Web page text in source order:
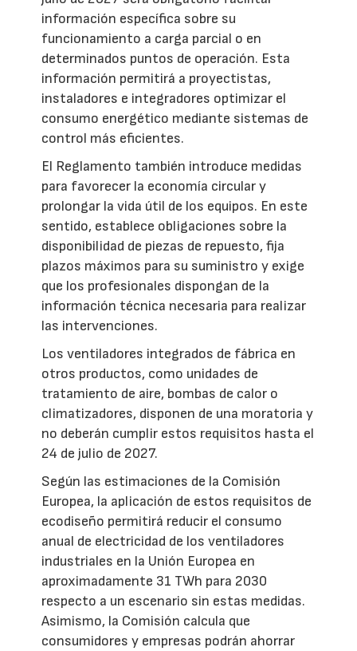
información específica sobre su
funcionamiento a carga parcial o en
determinados puntos de operación. Esta
información permitirá a proyectistas,
instaladores e integradores optimizar el
consumo energético mediante sistemas de
control más eficientes.
El Reglamento también introduce medidas
para favorecer la economía circular y
prolongar la vida útil de los equipos. En este
sentido, establece obligaciones sobre la
disponibilidad de piezas de repuesto, fija
plazos máximos para su suministro y exige
que los profesionales dispongan de la
información técnica necesaria para realizar
las intervenciones.
Los ventiladores integrados de fábrica en
otros productos, como unidades de
tratamiento de aire, bombas de calor o
climatizadores, disponen de una moratoria y
no deberán cumplir estos requisitos hasta el
24 de julio de 2027.
Según las estimaciones de la Comisión
Europea, la aplicación de estos requisitos de
ecodiseño permitirá reducir el consumo
anual de electricidad de los ventiladores
industriales en la Unión Europea en
aproximadamente 31 TWh para 2030
respecto a un escenario sin estas medidas.
Asimismo, la Comisión calcula que
consumidores y empresas podrán ahorrar